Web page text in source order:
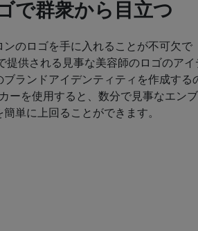
で群衆から目立つ
のロゴを手に入れることが不可欠で
提供される見事な美容師のロゴのアイ
ランドアイデンティティを作成する
ーを使用すると、数分で見事なエン
単に上回ることができます。